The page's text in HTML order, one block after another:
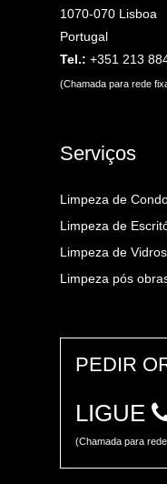
1070-070 Lisboa
Portugal
Tel.: +351 213
(Chamada para rede
Serviços
Limpeza de
Limpeza de
Limpeza de Vidros
Limpeza pós
PEDIR
LIGUE
(Chamada para